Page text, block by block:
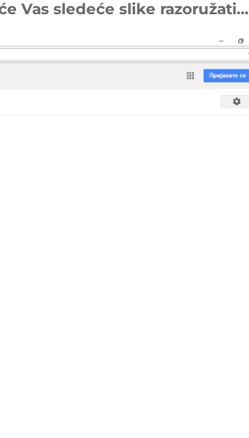
Vas sledeće slike razoružati…